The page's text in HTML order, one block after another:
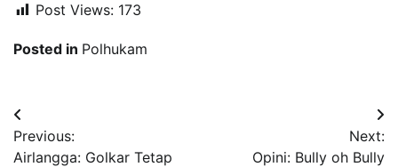
Post Views: 173
Posted in Polhukam
Navigasi
pos
Previous:
Airlangga: Golkar Tetap
Next:
Opini: Bully oh Bully